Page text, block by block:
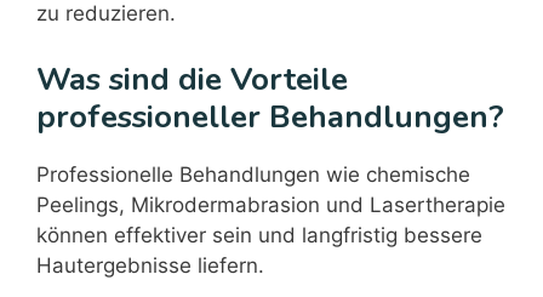
zu reduzieren.
Was sind die Vorteile
professioneller Behandlungen?
Professionelle Behandlungen wie chemische
Peelings, Mikrodermabrasion und Lasertherapie
können effektiver sein und langfristig bessere
Hautergebnisse liefern.